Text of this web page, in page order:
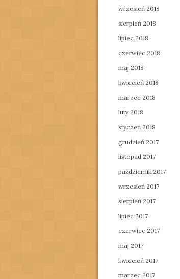
wrzesień 2018
sierpień 2018
lipiec 2018
czerwiec 2018
maj 2018
kwiecień 2018
marzec 2018
luty 2018
styczeń 2018
grudzień 2017
listopad 2017
październik 2017
wrzesień 2017
sierpień 2017
lipiec 2017
czerwiec 2017
maj 2017
kwiecień 2017
marzec 2017